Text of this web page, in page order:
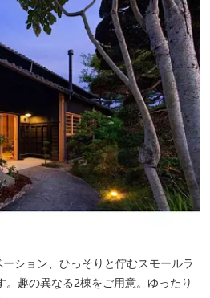
ション、ひっそりと佇むスモールラ
。趣の異なる2棟をご用意。ゆったり